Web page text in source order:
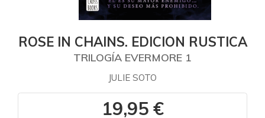
ROSE IN CHAINS. EDICION RUSTICA
TRILOGÍA EVERMORE 1
JULIE SOTO
19,95 €